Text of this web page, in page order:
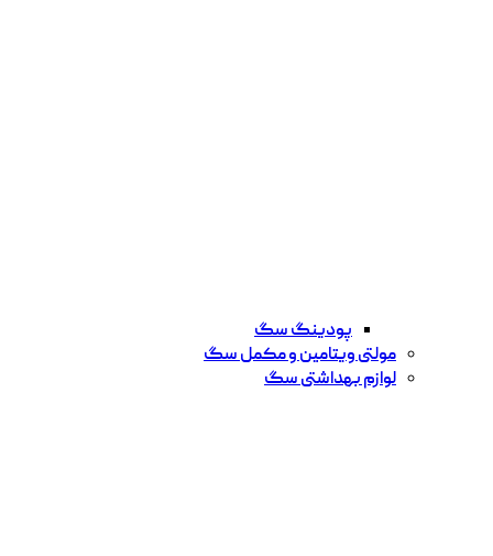
پودینگ سگ
مولتی ویتامین و مکمل سگ
لوازم بهداشتی سگ